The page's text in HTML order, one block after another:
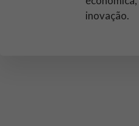
inovação.